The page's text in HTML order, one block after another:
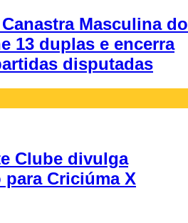
Masculina do
13 duplas e encerra
disputadas
Clube divulga
Criciúma X